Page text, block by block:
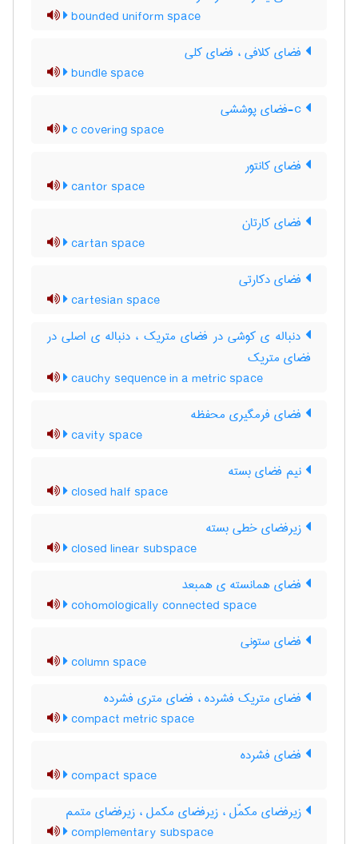
bounded uniform space
فضای کلافی ، فضای کلی
bundle space
c covering space
فضای کانتور
cantor space
فضای کارتان
cartan space
فضای دکارتی
cartesian space
دنباله ی کوشی در فضای متریک ، دنباله ی اصلی در
فضای متریک
cauchy sequence in a metric space
فضای فرمگیری محفظه
cavity space
نیم فضای بسته
closed half space
زیرفضای خطی بسته
closed linear subspace
فضای همانسته ی همبعد
cohomologically connected space
فضای ستونی
column space
فضای متریک فشرده ، فضای متری فشرده
compact metric space
فضای فشرده
compact space
زیرفضای مکمّل ، زیرفضای مکمل ، زیرفضای متمم
complementary subspace